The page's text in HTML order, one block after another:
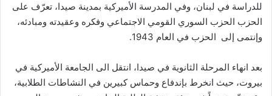
للدراسة في لبنان، وفي المدرسة الأميركية بمدينة صيدا، تعرّف على
الحزب الحزب السوري القومي الاجتماعي وفكره وعقيدته ومبادئه،
وإنتمى إلى الحزب في العام 1943.
بعد انهاء المرحلة الثانوية في صيدا، انتقل الى الجامعة الأميركية في
بيروت، حيث انخرط بإندفاع وحماس كبيرين في النشاطات الطلابية،